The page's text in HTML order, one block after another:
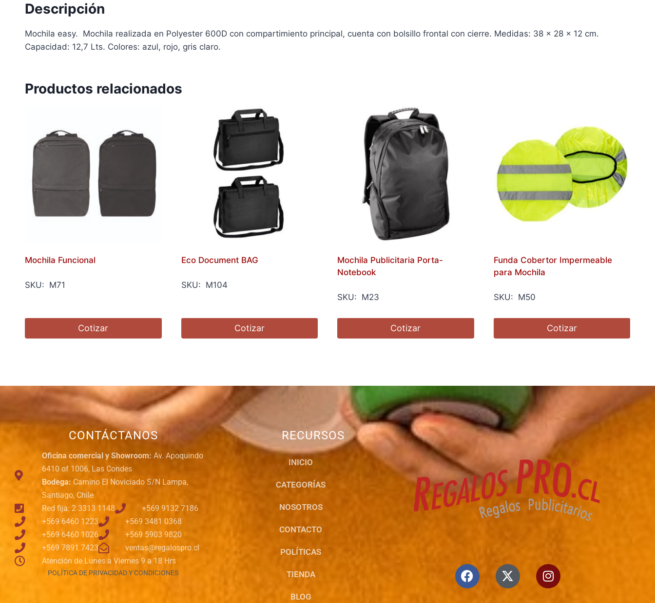
Descripción
Mochila easy. Mochila realizada en Polyester 600D con compartimiento principal, cuenta con bolsillo frontal con cierre. Medidas: 38 x 28 x 12 cm.
Capacidad: 12,7 Lts. Colores: azul, rojo, gris claro.
Productos relacionados
Mochila Funcional
SKU: M71
Cotizar
Eco Document BAG
SKU: M104
Cotizar
Mochila Publicitaria Porta-
Notebook
SKU: M23
Cotizar
Funda Cobertor Impermeable
para Mochila
SKU: M50
Cotizar
CONTÁCTANOS
Oficina comercial y Showroom: Av. Apoquindo
6410 of 1006, Las Condes
Bodega: Camino El Noviciado S/N Lampa,
Santiago, Chile
Red fija: 2 3313 1148
+569 9132 7186
+569 6460 1223
+569 3481 0368
+569 6460 1026
+569 5903 9820
+569 7891 7423
ventas@regalospro.cl
Atención de Lunes a Viernes 9 a 18 Hrs
POLÍTICA DE PRIVACIDAD Y CONDICIONES
RECURSOS
INICIO
CATEGORÍAS
NOSOTROS
CONTACTO
POLÍTICAS
TIENDA
BLOG